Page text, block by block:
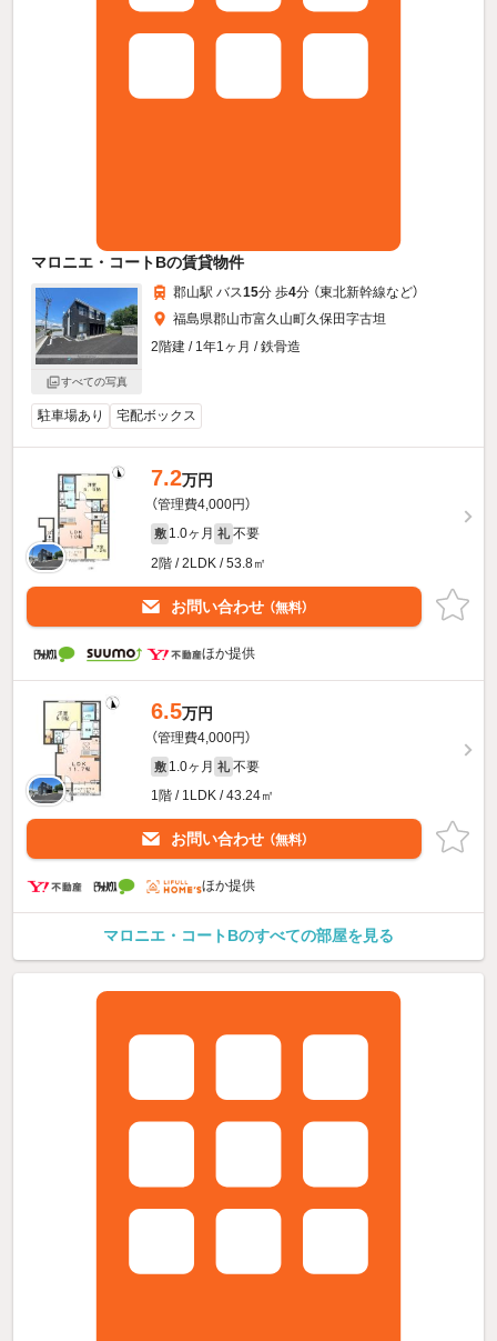
マロニエ・コートBの賃貸物件
すべての写真
郡山駅 バス15分 歩4分 （東北新幹線など）
福島県郡山市富久山町久保田字古坦
2階建 / 1年1ヶ月 / 鉄骨造
駐車場あり 宅配ボックス
7.2万円
（管理費4,000円）
敷 1.0ヶ月 礼 不要
2階 / 2LDK / 53.8㎡
お問い合わせ （無料）
ほか提供
6.5万円
（管理費4,000円）
敷 1.0ヶ月 礼 不要
1階 / 1LDK / 43.24㎡
お問い合わせ （無料）
ほか提供
マロニエ・コートBのすべての部屋を見る